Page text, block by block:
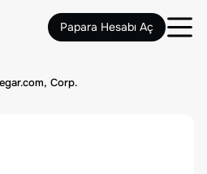
Papara Hesabı Aç
Corp.